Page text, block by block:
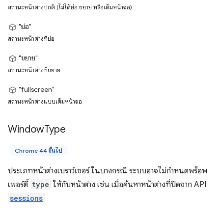
สถานะหน้าต่างปกติ (ไม่ได้ย่อ ขยาย หรือเต็มหน้าจอ)
"ย่อ"
สถานะหน้าต่างที่ย่อ
"ขยาย"
สถานะหน้าต่างที่ขยาย
"fullscreen"
สถานะหน้าต่างแบบเต็มหน้าจอ
WindowType
Chrome 44 ขึ้นไป
ประเภทหน้าต่างเบราว์เซอร์ ในบางกรณี ระบบอาจไม่กำหนดพร็อพ
เพอร์ตี้ type ให้กับหน้าต่าง เช่น เมื่อค้นหาหน้าต่างที่ปิดจาก API
sessions